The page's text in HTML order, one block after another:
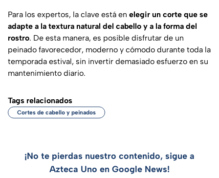
Para los expertos, la clave está en elegir un corte que se
adapte a la textura natural del cabello y a la forma del
rostro. De esta manera, es posible disfrutar de un
peinado favorecedor, moderno y cómodo durante toda la
temporada estival, sin invertir demasiado esfuerzo en su
mantenimiento diario.
Tags relacionados
Cortes de cabello y peinados
¡No te pierdas nuestro contenido, sigue a
Azteca Uno en Google News!